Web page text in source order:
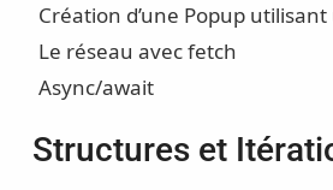
Création d’une Popup
Le réseau avec fetch
Async/await
Structures et